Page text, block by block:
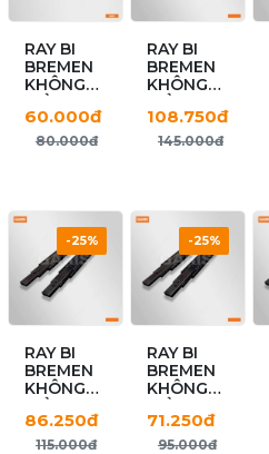
RAY BI
BREMEN
KHÔNG
GIẢM
CHẤN
G04S
60.000đ
80.000đ
RAY BI
BREMEN
KHÔNG
GIẢM
CHẤN
GT04.45
108.750đ
145.000đ
RAY BI
BREMEN
KHÔNG
GIẢM
CHẤN
GT04.35
86.250đ
115.000đ
-25%
RAY BI
BREMEN
KHÔNG
GIẢM
CHẤN
GT04.30
71.250đ
95.000đ
-25%